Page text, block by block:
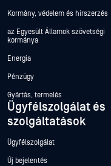
Kormány, védelem és hírszerzés
az Egyesült Államok szövetségi
kormánya
Energia
Pénzügy
Gyártás, termelés
Ügyfélszolgálat és
szolgáltatások
Ügyfélszolgálat
Új bejelentés